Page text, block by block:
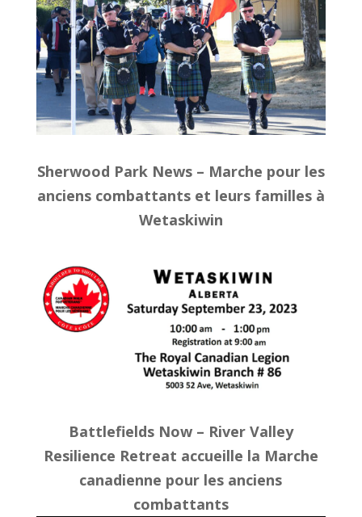
Sherwood Park News – Marche pour les
anciens combattants et leurs familles à
Wetaskiwin
Battlefields Now – River Valley
Resilience Retreat accueille la Marche
canadienne pour les anciens
combattants